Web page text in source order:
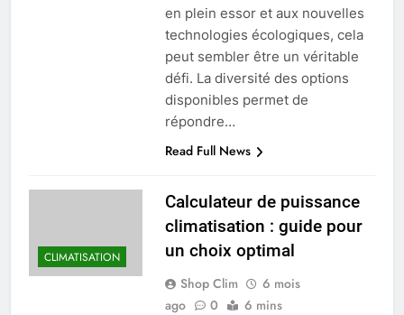
en plein essor et aux nouvelles
technologies écologiques, cela
peut sembler être un véritable
défi. La diversité des options
disponibles permet de
répondre…
Read Full News
CLIMATISATION
Calculateur de puissance
climatisation : guide pour
un choix optimal
Shop Clim
6 mois
ago
0 6 mins